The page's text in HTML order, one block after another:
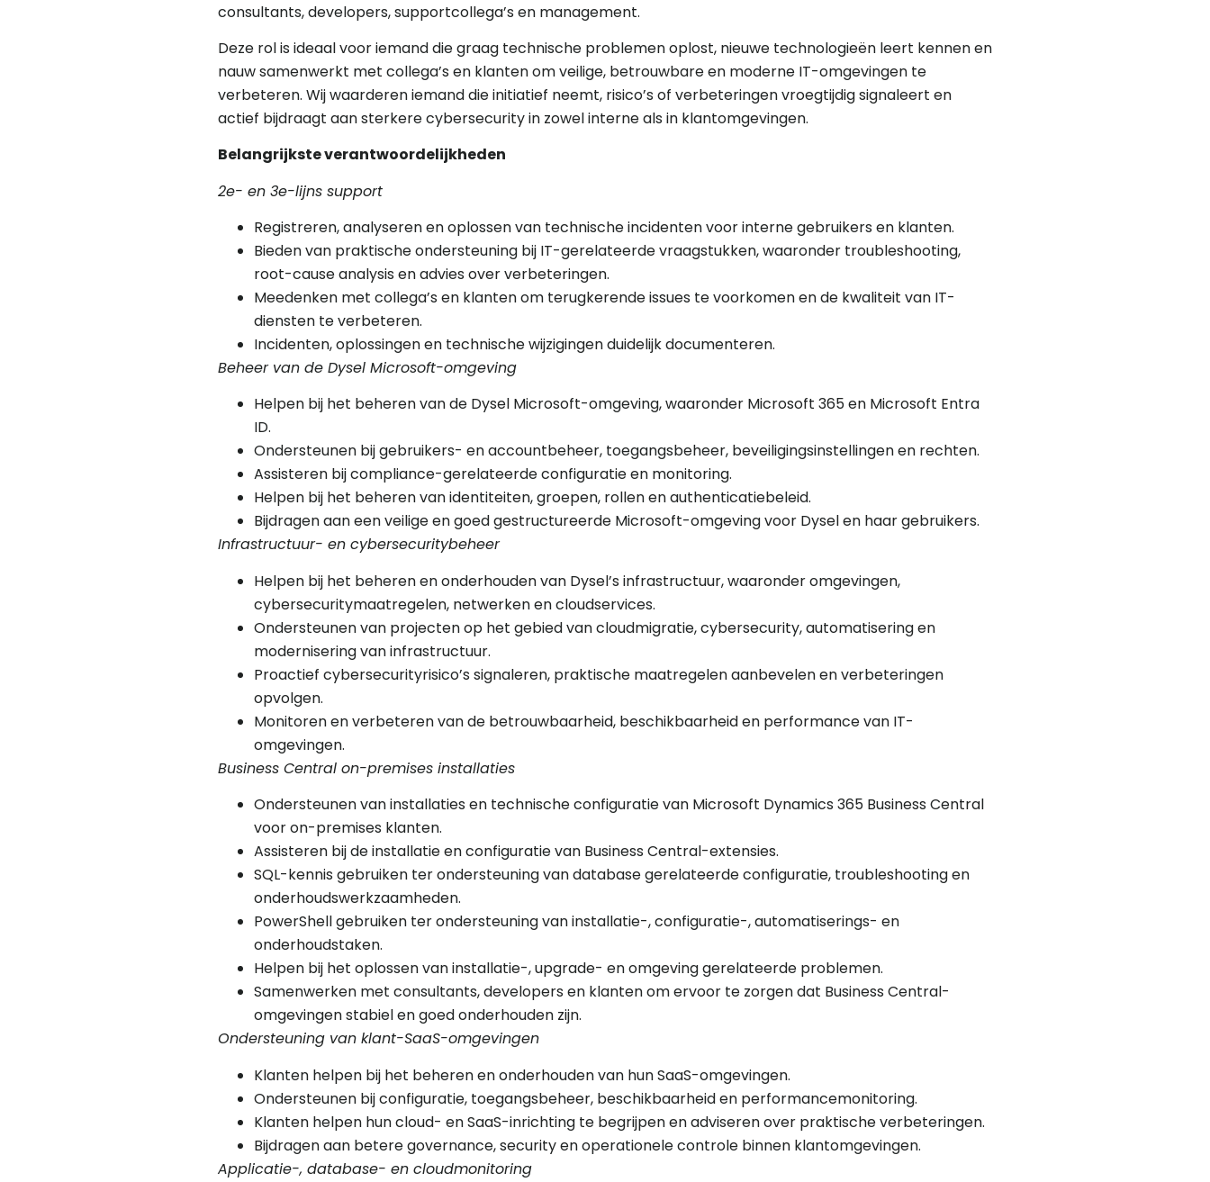
consultants, developers, supportcollega’s en management.
Deze rol is ideaal voor iemand die graag technische problemen oplost, nieuwe technologieën leert kennen en
nauw samenwerkt met collega’s en klanten om veilige, betrouwbare en moderne IT-omgevingen te
verbeteren. Wij waarderen iemand die initiatief neemt, risico’s of verbeteringen vroegtijdig signaleert en
actief bijdraagt aan sterkere cybersecurity in zowel interne als in klantomgevingen.
Belangrijkste verantwoordelijkheden
2e- en 3e-lijns support
Registreren, analyseren en oplossen van technische incidenten voor interne gebruikers en klanten.
Bieden van praktische ondersteuning bij IT-gerelateerde vraagstukken, waaronder troubleshooting,
root-cause analysis en advies over verbeteringen.
Meedenken met collega’s en klanten om terugkerende issues te voorkomen en de kwaliteit van IT-
diensten te verbeteren.
Incidenten, oplossingen en technische wijzigingen duidelijk documenteren.
Beheer van de Dysel Microsoft-omgeving
Helpen bij het beheren van de Dysel Microsoft-omgeving, waaronder Microsoft 365 en Microsoft Entra
ID.
Ondersteunen bij gebruikers- en accountbeheer, toegangsbeheer, beveiligingsinstellingen en rechten.
Assisteren bij compliance-gerelateerde configuratie en monitoring.
Helpen bij het beheren van identiteiten, groepen, rollen en authenticatiebeleid.
Bijdragen aan een veilige en goed gestructureerde Microsoft-omgeving voor Dysel en haar gebruikers.
Infrastructuur- en cybersecuritybeheer
Helpen bij het beheren en onderhouden van Dysel’s infrastructuur, waaronder omgevingen,
cybersecuritymaatregelen, netwerken en cloudservices.
Ondersteunen van projecten op het gebied van cloudmigratie, cybersecurity, automatisering en
modernisering van infrastructuur.
Proactief cybersecurityrisico’s signaleren, praktische maatregelen aanbevelen en verbeteringen
opvolgen.
Monitoren en verbeteren van de betrouwbaarheid, beschikbaarheid en performance van IT-
omgevingen.
Business Central on-premises installaties
Ondersteunen van installaties en technische configuratie van Microsoft Dynamics 365 Business Central
voor on-premises klanten.
Assisteren bij de installatie en configuratie van Business Central-extensies.
SQL-kennis gebruiken ter ondersteuning van database gerelateerde configuratie, troubleshooting en
onderhoudswerkzaamheden.
PowerShell gebruiken ter ondersteuning van installatie-, configuratie-, automatiserings- en
onderhoudstaken.
Helpen bij het oplossen van installatie-, upgrade- en omgeving gerelateerde problemen.
Samenwerken met consultants, developers en klanten om ervoor te zorgen dat Business Central-
omgevingen stabiel en goed onderhouden zijn.
Ondersteuning van klant-SaaS-omgevingen
Klanten helpen bij het beheren en onderhouden van hun SaaS-omgevingen.
Ondersteunen bij configuratie, toegangsbeheer, beschikbaarheid en performancemonitoring.
Klanten helpen hun cloud- en SaaS-inrichting te begrijpen en adviseren over praktische verbeteringen.
Bijdragen aan betere governance, security en operationele controle binnen klantomgevingen.
Applicatie-, database- en cloudmonitoring